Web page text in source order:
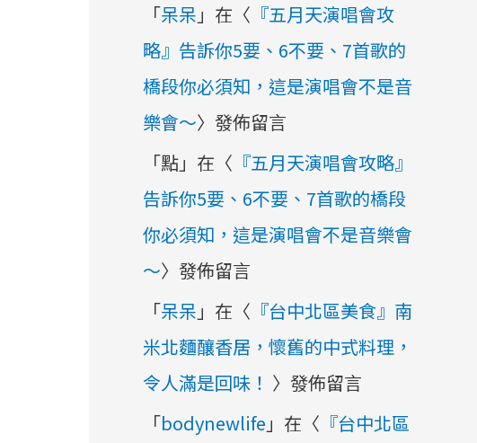
「呆呆 」在〈 『五月天演唱會攻
略』告訴你5要、6不要、7首歌的
橋段你必須知，這是演唱會不是音
樂會～〉發佈留言
「點」在〈 『五月天演唱會攻略』
告訴你5要、6不要、7首歌的橋段
你必須知，這是演唱會不是音樂會
～〉發佈留言
「呆呆 」在〈 『台中北區美食』南
米北麵釀香居，懷舊的中式料理，
令人滿是回味！ 〉發佈留言
「bodynewlife 」在〈 『台中北區